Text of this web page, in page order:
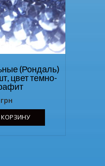
(Рондаль)
цвет темно-
грн
КОРЗИНУ